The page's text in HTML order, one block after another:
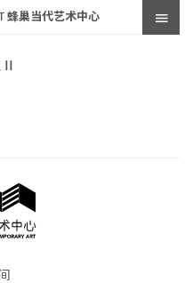
蜂巢当代艺术中心